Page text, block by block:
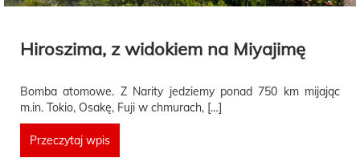
Hiroszima, z widokiem na Miyajimę
Bomba atomowe. Z Narity jedziemy ponad 750 km mijając
m.in. Tokio, Osakę, Fuji w chmurach, […]
Przeczytaj wpis